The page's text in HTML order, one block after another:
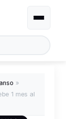
Alternar
»
1 mes al